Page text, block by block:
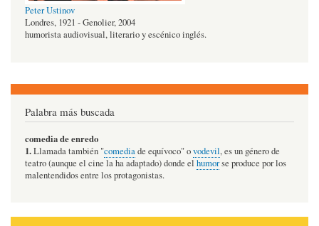
Peter Ustinov
Londres, 1921 - Genolier, 2004
humorista audiovisual, literario y escénico inglés.
Palabra más buscada
comedia de enredo
1.Llamada también "comediade equívoco" ovodevil, es un género de
teatro (aunque el cine la ha adaptado) donde el humorse produce por los
malentendidos entre los protagonistas.